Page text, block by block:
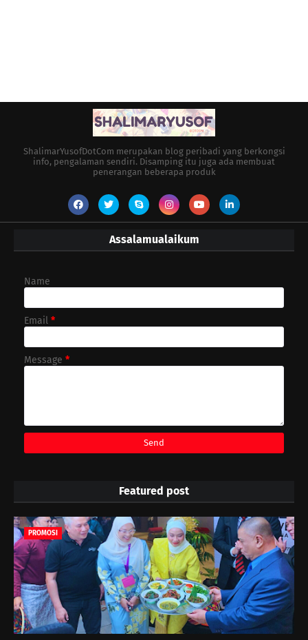
ShalimarYusofDotCom merupakan blog peribadi yang berkongsi
info, pengalaman sendiri. Disamping itu juga ada membuat
penerangan beberapa produk
Assalamualaikum
Name
Email *
Message *
Featured post
PROMOSI